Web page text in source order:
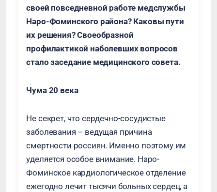
своей повседневной работе медслужбы
Наро-Фоминского района? Каковы пути
их решения? Своеобразной
профилактикой наболевших вопросов
стало заседание медицинского совета.
Чума 20 века
Не секрет, что сердечно-сосудистые
заболевания – ведущая причина
смертности россиян. Именно поэтому им
уделяется особое внимание. Наро-
Фоминское кардиологическое отделение
ежегодно лечит тысячи больных сердец, а